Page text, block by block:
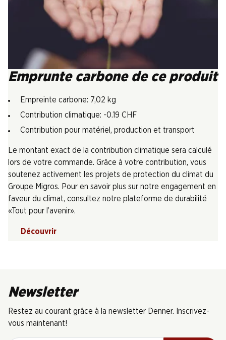
Emprunte carbone de ce produit
Empreinte carbone: 7,02 kg
Contribution climatique: -0.19 CHF
Contribution pour matériel, production et transport
Le montant exact de la contribution climatique sera calculé
lors de votre commande. Grâce à votre contribution, vous
soutenez activement les projets de protection du climat du
Groupe Migros. Pour en savoir plus sur notre engagement en
faveur du climat, consultez notre plateforme de durabilité
«Tout pour l’avenir».
Découvrir
Newsletter
Restez au courant grâce à la newsletter Denner. Inscrivez-
vous maintenant!